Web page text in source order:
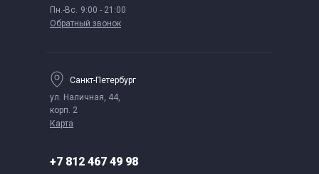
Пн.-Вс. 9:00 - 21:00
Обратный звонок
Санкт-Петербург
ул. Наличная, 44,
корп. 2
Карта
+7 812 467 49 98